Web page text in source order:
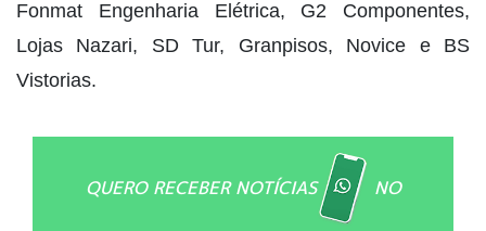
Fonmat Engenharia Elétrica, G2 Componentes,
Lojas Nazari, SD Tur, Granpisos, Novice e BS
Vistorias.
QUERO RECEBER NOTÍCIAS NO